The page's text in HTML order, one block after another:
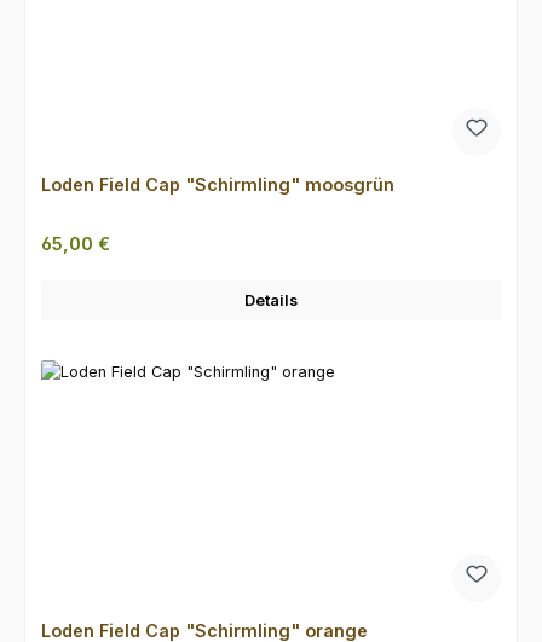
Loden Field Cap "Schirmling" moosgrün
Regulärer Preis:
65,00 €
Details
Loden Field Cap "Schirmling" orange